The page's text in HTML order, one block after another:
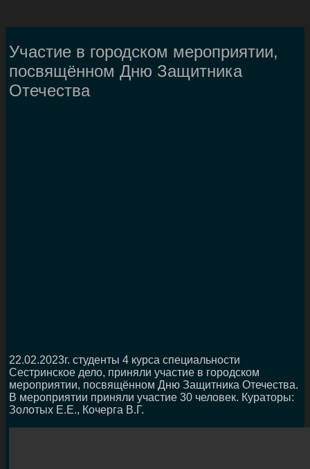
Участие в городском мероприятии,
посвящённом Дню Защитника
Отечества
22.02.2023г. студенты 4 курса специальности
Сестринское дело, приняли участие в городском
мероприятии, посвящённом Дню Защитника Отечества.
В мероприятии приняли участие 30 человек. Кураторы:
Золотых Е.Е., Кочерга В.Г.